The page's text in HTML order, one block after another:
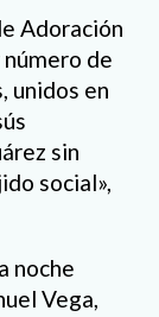
Adoración
de
, unidos en
sin
social»,
noche
Vega,